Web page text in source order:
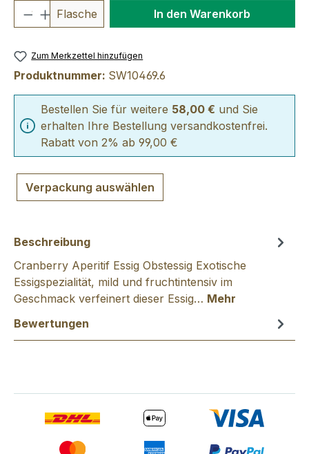
Produkt Anzahl: Gib den
Flasche In den Warenkorb
Zum Merkzettel hinzufügen
Produktnummer: SW10469.6
Bestellen Sie für weitere 58,00 € und Sie
erhalten Ihre Bestellung versandkostenfrei.
Rabatt von 2% ab 99,00 €
Verpackung auswählen
Beschreibung
Cranberry Aperitif Essig Obstessig Exotische
Essigspezialität, mild und fruchtintensiv im
Geschmack verfeinert dieser Essig… Mehr
Bewertungen